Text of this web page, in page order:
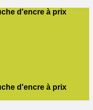
d'encre à prix
d'encre à prix